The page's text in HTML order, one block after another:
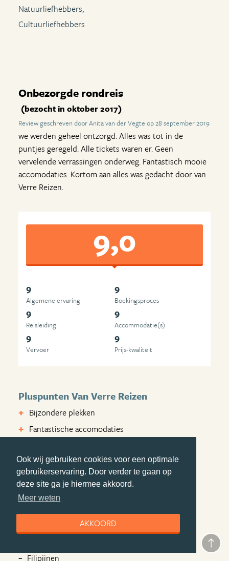
Ook wij gebruiken cookies voor een optimale
gebruikerservaring. Door verder te gaan op
deze site ga je hiermee akkoord.
Meer weten
AKKOORD
Natuurliefhebbers,
Cultuurliefhebbers
Onbezorgde rondreis
(bezocht in oktober 2017)
Review geschreven door Anita van der Vegte op 28 september 2019
we werden geheel ontzorgd. Alles was tot in de
puntjes geregeld. Alle tickets waren er. Geen
vervelende verrassingen onderweg. Fantastisch mooie
accomodaties. Kortom aan alles was gedacht door van
Verre Reizen.
9,0
9
Algemene ervaring
9
Boekingsproces
9
Reisleiding
9
Accommodatie(s)
9
Vervoer
9
Prijs-kwaliteit
Pluspunten Van Verre Reizen
Bijzondere plekken
Fantastische accomodaties
Minpunten Van Verre Reizen
Geen
Filipijnen